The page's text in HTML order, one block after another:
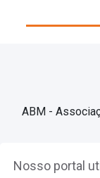
Nosso portal
ABM -